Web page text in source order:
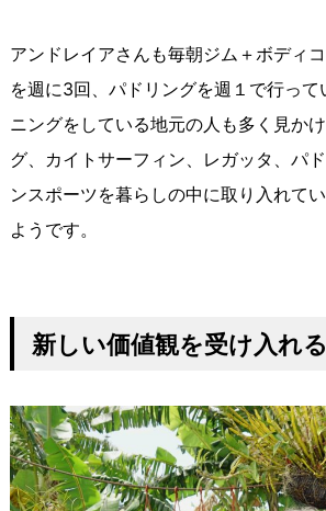
アンドレイアさんも毎朝ジム＋ボディ
を週に3回、パドリングを週１で行っ
ニングをしている地元の人も多く見か
グ、カイトサーフィン、レガッタ、パ
ンスポーツを暮らしの中に取り入れて
ようです。
新しい価値観を受け入れ